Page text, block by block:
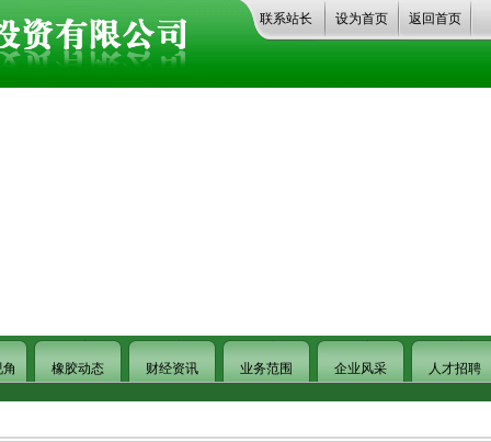
联系站长 设为首页 返回首页
橡胶动态 财经资讯 业务范围 企业风采 人才招聘